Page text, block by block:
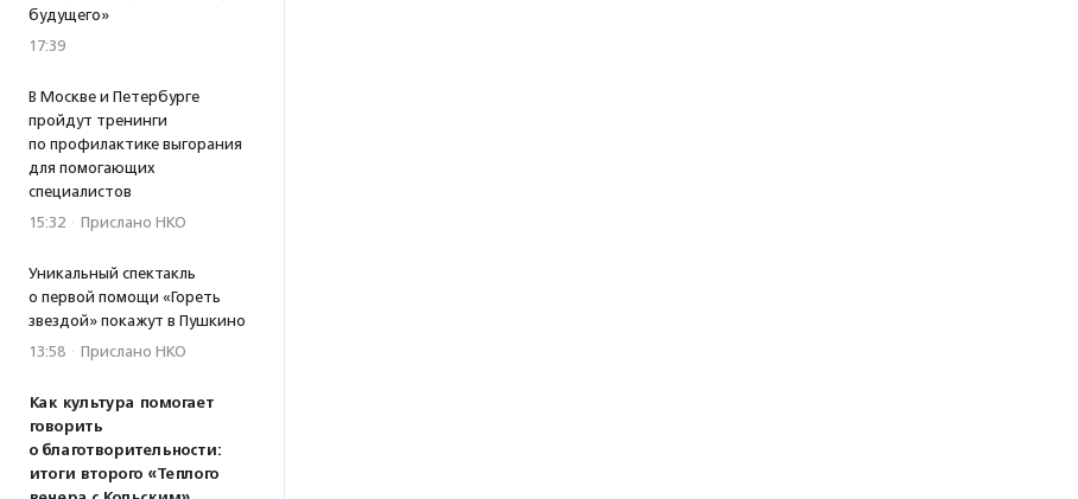
будущего»
17:39
В Москве и Петербурге
пройдут тренинги
по профилактике выгорания
для помогающих
специалистов
15:32 · Прислано НКО
Уникальный спектакль
о первой помощи «Гореть
звездой» покажут в Пушкино
13:58 · Прислано НКО
Как культура помогает
говорить
о благотворительности:
итоги второго «Теплого